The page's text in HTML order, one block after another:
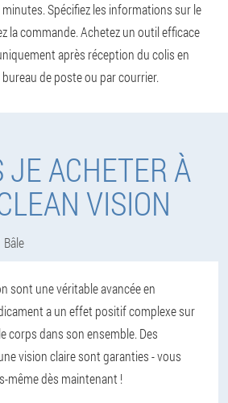
Spécifiez les informations sur le
la commande. Achetez un outil efficace
après réception du colis en
de poste ou par courrier.
JE ACHETER À
VISION
Bâle
sont une véritable avancée en
a un effet positif complexe sur
corps dans son ensemble. Des
vision claire sont garanties - vous
même dès maintenant !